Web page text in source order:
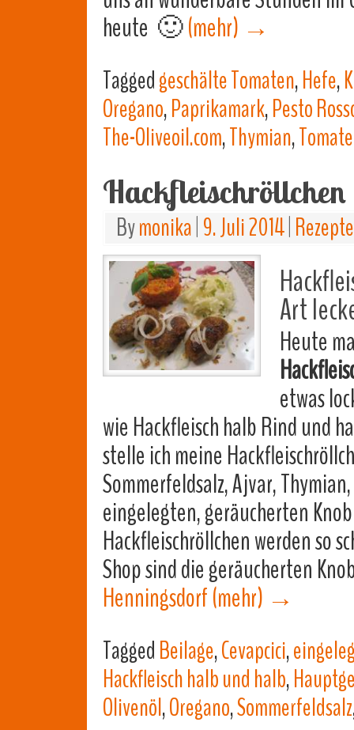
heute 🙂(mehr) →
Taggedgeschälte Tomaten,Hefe,
Oregano,Paprikamark,Pesto
The-Oliveoil.com,Thymian,
Hackfleischröllchen
Bymonika 9. Juli 2014 Rezepte
Art
Heute
etwas
wie Hackfleisch halb Rind und
stelle ich meine
Sommerfeldsalz, Ajvar,
eingelegten, geräucherten
Hackfleischröllchen werden so
Shop sind die geräucherten
Henningsdorf(mehr) →
TaggedBeilage,Cevapcici,
Hackfleisch halb und halb,
Olivenöl,Oregano,Sommerfeldsalz